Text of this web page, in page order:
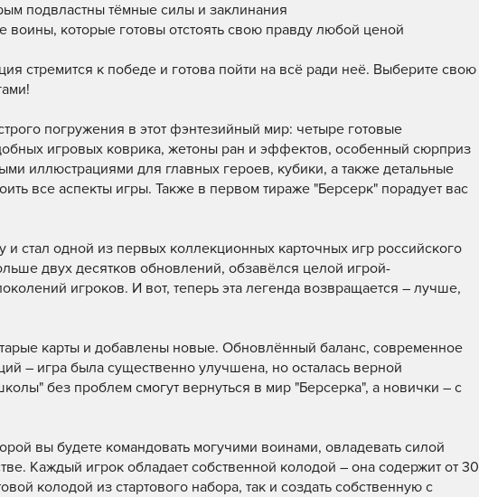
подвластны тёмные силы и заклинания
которые готовы отстоять свою правду любой ценой
стремится к победе и готова пойти на всё ради неё. Выберите свою
погружения в этот фэнтезийный мир: четыре готовые
игровых коврика, жетоны ран и эффектов, особенный сюрприз
иллюстрациями для главных героев, кубики, а также детальные
все аспекты игры. Также в первом тираже "Берсерк" порадует вас
стал одной из первых коллекционных карточных игр российского
двух десятков обновлений, обзавёлся целой игрой-
игроков. И вот, теперь эта легенда возвращается – лучше,
карты и добавлены новые. Обновлённый баланс, современное
– игра была существенно улучшена, но осталась верной
без проблем смогут вернуться в мир "Берсерка", а новички – с
вы будете командовать могучими воинами, овладевать силой
Каждый игрок обладает собственной колодой – она содержит от 30
колодой из стартового набора, так и создать собственную с